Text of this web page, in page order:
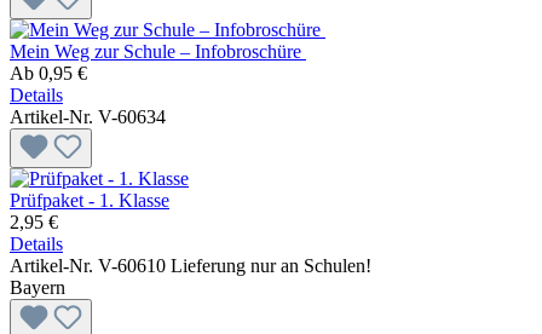
Mein Weg zur Schule – Infobroschüre
Ab 0,95 €
Details
Artikel-Nr. V-60634
Prüfpaket - 1. Klasse
2,95 €
Details
Artikel-Nr. V-60610 Lieferung nur an Schulen!
Bayern